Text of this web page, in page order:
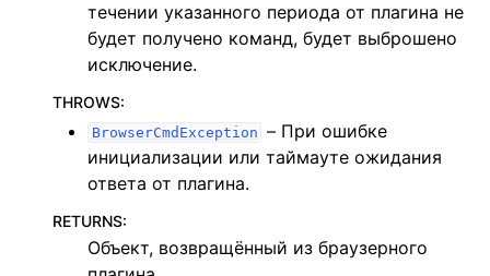
течении указанного периода от плагина не
будет получено команд, будет выброшено
исключение.
THROWS:
BrowserCmdException – При ошибке
инициализации или таймауте ожидания
ответа от плагина.
RETURNS:
Объект, возвращённый из браузерного